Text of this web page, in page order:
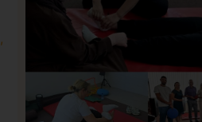
,
Politika 170
Organizacija žena SDA
tekst Informera o Anisi